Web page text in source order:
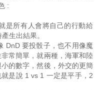
:
是所有人會將自己的行動給
生出結果。
DnD 要投骰子，也不用像魔
常簡單，就兩種，海軍和陸
的數字，然後，外交的更簡
是說 1 vs 1 一定是平手，2